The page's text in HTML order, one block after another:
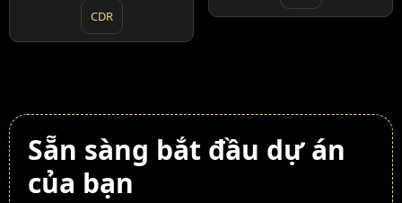
CDR
Sẵn sàng bắt đầu dự án
của bạn